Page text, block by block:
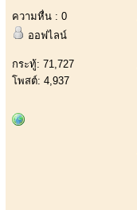
ความหื่น : 0
ออฟไลน์
กระทู้: 71,727
โพสต์: 4,937